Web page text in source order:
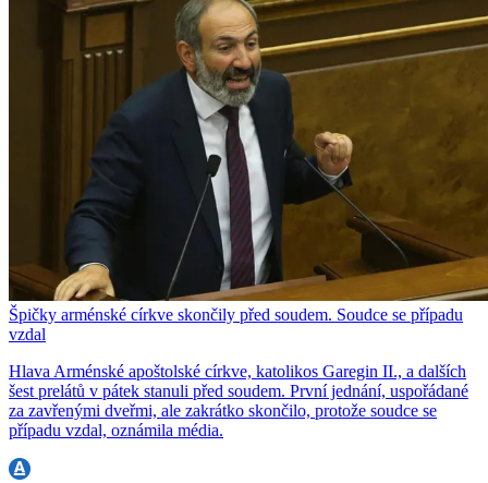
Špičky arménské církve skončily před soudem. Soudce se případu
vzdal
Hlava Arménské apoštolské církve, katolikos Garegin II., a dalších
šest prelátů v pátek stanuli před soudem. První jednání, uspořádané
za zavřenými dveřmi, ale zakrátko skončilo, protože soudce se
případu vzdal, oznámila média.